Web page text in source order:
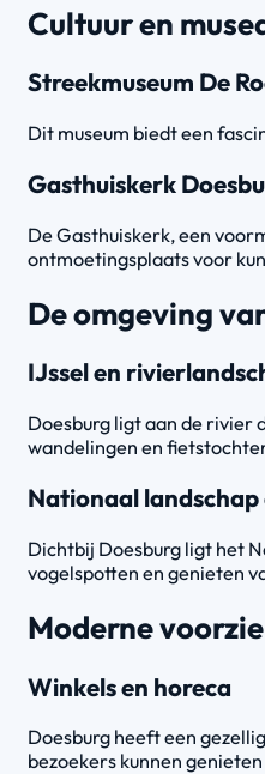
Cultuur en
Streekmuseum De
Dit museum biedt een
Gasthuiskerk
De Gasthuiskerk, een
ontmoetingsplaats voor
De omgeving
IJssel en
Doesburg ligt aan de rivier
wandelingen en
Nationaal
Dichtbij Doesburg ligt het
vogelspotten en genieten
Moderne
Winkels en horeca
Doesburg heeft een
bezoekers kunnen